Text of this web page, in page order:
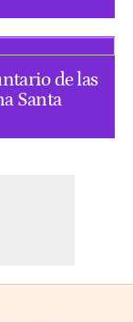
de las
Santa